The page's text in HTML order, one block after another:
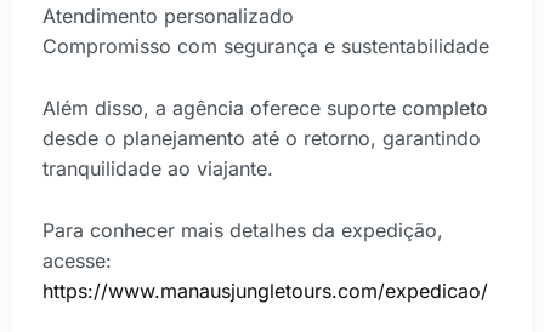
Atendimento personalizado
Compromisso com segurança e sustentabilidade
Além disso, a agência oferece suporte completo
desde o planejamento até o retorno, garantindo
tranquilidade ao viajante.
Para conhecer mais detalhes da expedição,
acesse:
https://www.manausjungletours.com/expedicao/